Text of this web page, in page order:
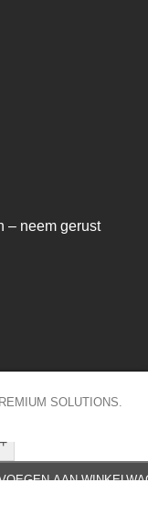
– neem gerust
SOLUTIONS.
+
AAN